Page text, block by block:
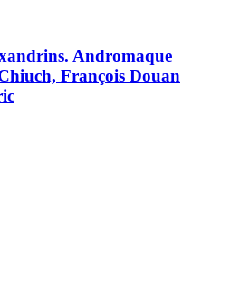
Andromaque
François Douan